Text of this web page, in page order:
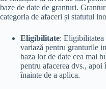
baze de date de granturi.
categoria de afaceri și statutul
Eligibilitate:
variază pentru granturile
baza lor de date cea mai
pentru afacerea dvs.,
înainte de a aplica.